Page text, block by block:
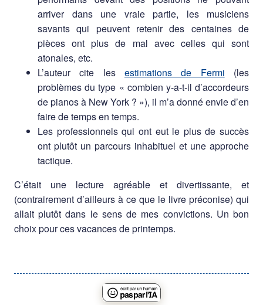
arriver dans une vraie partie, les musiciens
savants qui peuvent retenir des centaines de
pièces ont plus de mal avec celles qui sont
atonales, etc.
L’auteur cite les estimations de Fermi (les
problèmes du type « combien y-a-t-il d’accordeurs
de pianos à New York ? »), il m’a donné envie d’en
faire de temps en temps.
Les professionnels qui ont eut le plus de succès
ont plutôt un parcours inhabituel et une approche
tactique.
C’était une lecture agréable et divertissante, et
(contrairement d’ailleurs à ce que le livre préconise) qui
allait plutôt dans le sens de mes convictions. Un bon
choix pour ces vacances de printemps.